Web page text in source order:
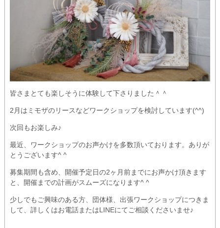
皆さまとても楽しそうに体験して下さりました＾＾
2月はミモザのリースなどワークショップを検討しています(^^)
次回もお楽しみ♪
最近、ワークショップのお声かけを多数頂いております。ありが
とうございます^ ^
募集期間も含め、開催予定日の2ヶ月前までにお声かけ頂きます
と、開催までの計画がスムーズになります^ ^
少しでもご興味のある方、団体様、出張ワークショップにつきま
して、詳しくはお電話またはLINEにてご相談くださいませ♪